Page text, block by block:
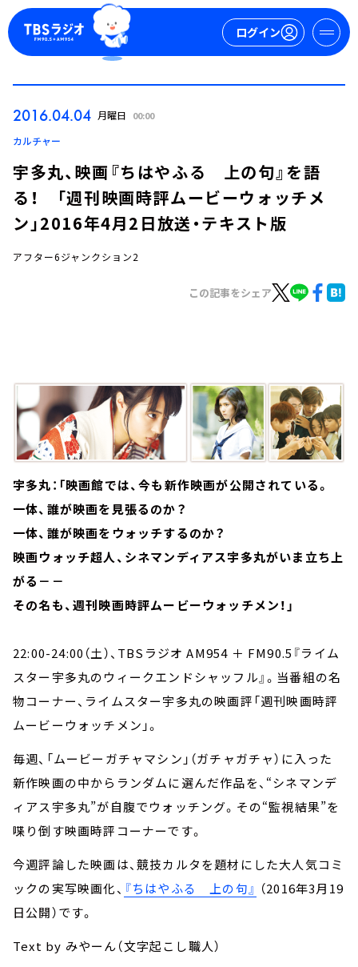
ログイン
イベント・グッズ
YouTube
会社情報
2016.04.04 月曜日 00:00
カルチャー
宇多丸、映画『ちはやふる 上の句』を語
る！ 「週刊映画時評ムービーウォッチメ
ン」2016年4月2日放送・テキスト版
アフター6ジャンクション2
この記事をシェア
宇多丸：「映画館では、今も新作映画が公開されている。
一体、誰が映画を見張るのか？
一体、誰が映画をウォッチするのか？
映画ウォッチ超人、シネマンディアス宇多丸がいま立ち上
がる－－
その名も、週刊映画時評ムービーウォッチメン！」
22:00-24:00（土）、TBSラジオ AM954 ＋ FM90.5『ライム
スター宇多丸のウィークエンドシャッフル』。当番組の名
物コーナー、ライムスター宇多丸の映画評「週刊映画時評
ムービーウォッチメン」。
毎週、「ムービーガチャマシン」（ガチャガチャ）に入った
新作映画の中からランダムに選んだ作品を、“シネマンデ
ィアス宇多丸”が自腹でウォッチング。その“監視結果”を
喋り倒す映画時評コーナーです。
今週評論した映画は、競技カルタを題材にした大人気コミ
ックの実写映画化、 『ちはやふる 上の句』 （2016年3月19
日公開）です。
Text by みやーん（文字起こし職人）